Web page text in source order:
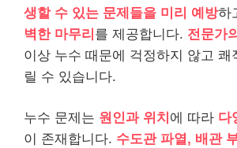
생할 수 있는 문제들을 미리 예방하
벽한 마무리 를 제공합니다. 전문가
이상 누수 때문에 걱정하지 않고 쾌
릴 수 있습니다.
누수 문제는 원인과 위치 에 따라 다
이 존재합니다. 수도관 파열, 배관